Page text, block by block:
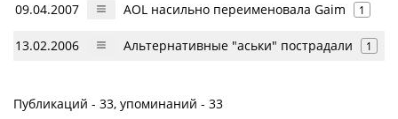
09.04.2007 AOL насильно переименовала Gaim 1
13.02.2006 Альтернативные "аськи" пострадали 1
Публикаций - 33, упоминаний - 33